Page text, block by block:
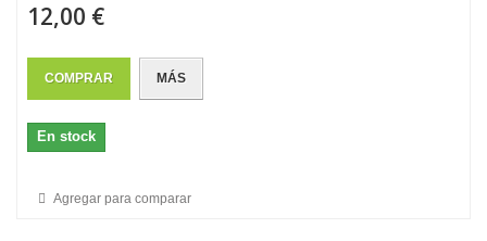
12,00 €
COMPRAR MÁS
En stock
Agregar para comparar